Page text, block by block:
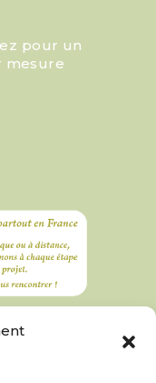
pour un
mesure